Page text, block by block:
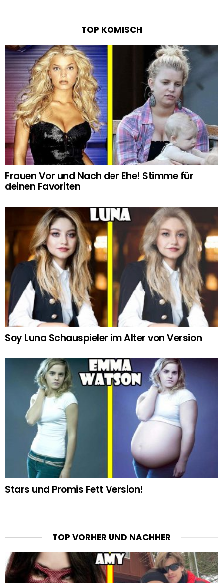
TOP KOMISCH
Frauen Vor und Nach der Ehe! Stimme für
deinen Favoriten
Soy Luna Schauspieler im Alter von Version
Stars und Promis Fett Version!
TOP VORHER UND NACHHER